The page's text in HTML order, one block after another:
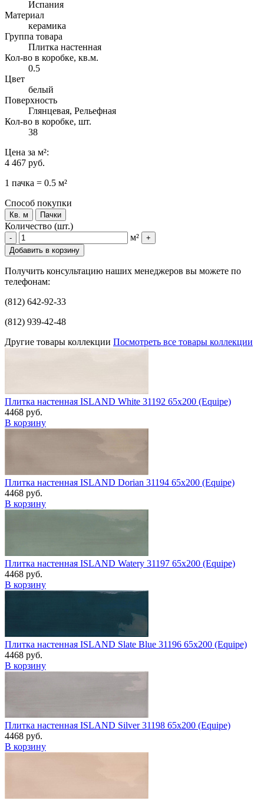
Испания
Материал
керамика
Группа товара
Плитка настенная
Кол-во в коробке, кв.м.
0.5
Цвет
белый
Поверхность
Глянцевая, Рельефная
Кол-во в коробке, шт.
38
Цена за м²:
4 467 руб.
1 пачка = 0.5 м²
Способ покупки
Кв. м Пачки
Количество (шт.)
- м²
+
Добавить в корзину
Получить консультацию наших менеджеров вы можете по
телефонам:
(812) 642-92-33
(812) 939-42-48
Другие товары коллекции Посмотреть все товары коллекции
Плитка настенная ISLAND White 31192 65x200 (Equipe)
4468 руб.
В корзину
Плитка настенная ISLAND Dorian 31194 65x200 (Equipe)
4468 руб.
В корзину
Плитка настенная ISLAND Watery 31197 65x200 (Equipe)
4468 руб.
В корзину
Плитка настенная ISLAND Slate Blue 31196 65x200 (Equipe)
4468 руб.
В корзину
Плитка настенная ISLAND Silver 31198 65x200 (Equipe)
4468 руб.
В корзину